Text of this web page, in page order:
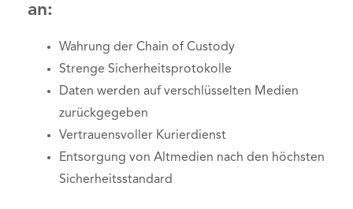
an:
Wahrung der Chain of Custody
Strenge Sicherheitsprotokolle
Daten werden auf verschlüsselten Medien
zurückgegeben
Vertrauensvoller Kurierdienst
Entsorgung von Altmedien nach den höchsten
Sicherheitsstandard